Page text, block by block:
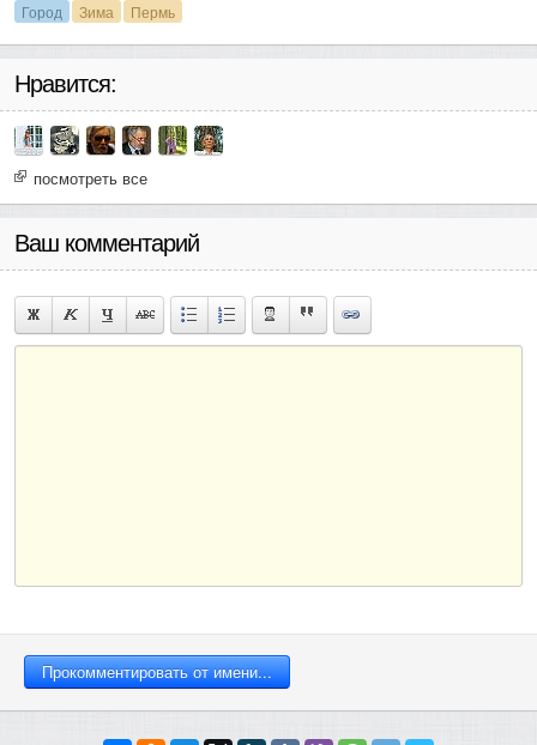
Город Зима Пермь
Нравится:
посмотреть все
Ваш комментарий